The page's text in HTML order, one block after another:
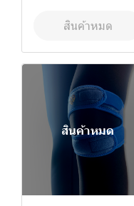
สินค้าหมด
สินค้าหมด